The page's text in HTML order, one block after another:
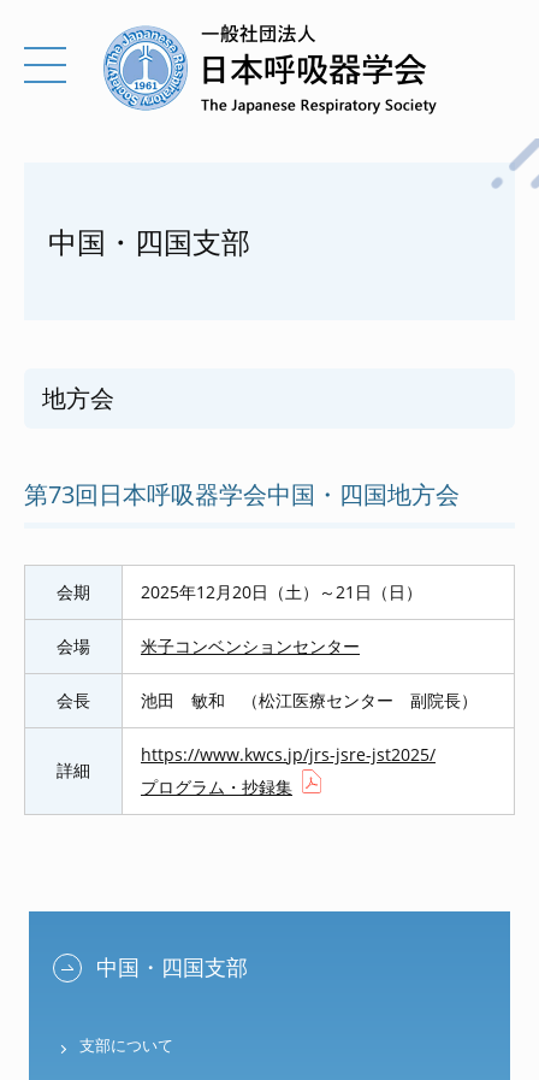
中国・四国支部
地方会
第73回日本呼吸器学会中国・四国地方会
会期 2025年12月20日（土）～21日（日）
会場 米子コンベンションセンター
会長 池田 敏和 （松江医療センター 副院長）
詳細
https://www.kwcs.jp/jrs-jsre-jst2025/
プログラム・抄録集
中国・四国支部
支部について